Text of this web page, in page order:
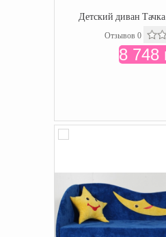
Детский диван
Отзывов 0
8 748